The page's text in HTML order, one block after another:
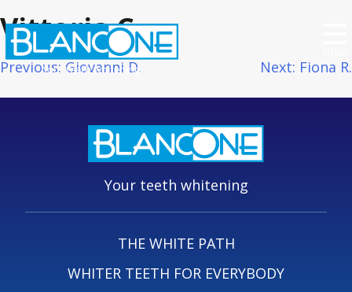
Your teeth whitening
Vittoria C.
Post
Previous: Giovanni D. Next: Fiona R.
Your teeth whitening
THE WHITE PATH
WHITER TEETH FOR EVERYBODY